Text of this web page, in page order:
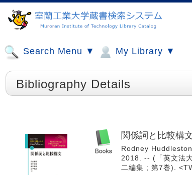
Search Menu ▼ My Library ▼
Bibliography Details
関係詞と比較構
Rodney
2018. -- (「英文法
二編集 ; 第7巻).